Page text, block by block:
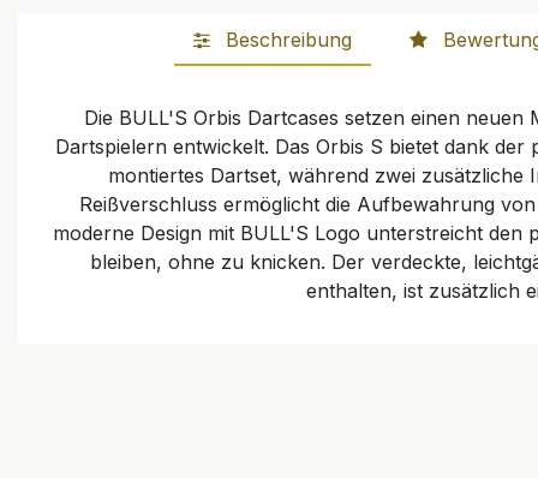
Beschreibung
Die BULL'S Orbis Dartcases setzen einen
Dartspielern entwickelt. Das Orbis S bietet dank
montiertes Dartset, während zwei zusätzliche
Reißverschluss ermöglicht die Aufbewahrung
moderne Design mit BULL'S Logo unterstreicht
bleiben, ohne zu knicken. Der verdeckte,
enthalten, ist zusätzlich